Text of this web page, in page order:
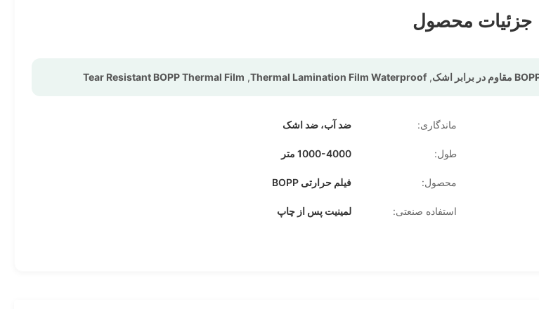
جزئیات محصول
,
Thermal Lamination Film Waterproof
,
Tear Resistant BOPP Thermal Film
ماندگاری: ضد آب، ضد اشک
طول: 1000-4000 متر
محصول: فیلم حرارتی BOPP
استفاده صنعتی: لمینیت پس از چاپ